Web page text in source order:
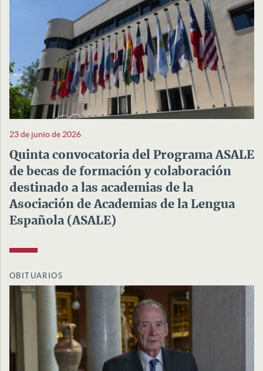
23 de junio de 2026
Quinta convocatoria del Programa ASALE
de becas de formación y colaboración
destinado a las academias de la
Asociación de Academias de la Lengua
Española (ASALE)
OBITUARIOS